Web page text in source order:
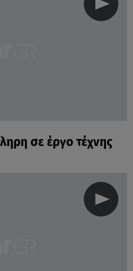
σε έργο τέχνης